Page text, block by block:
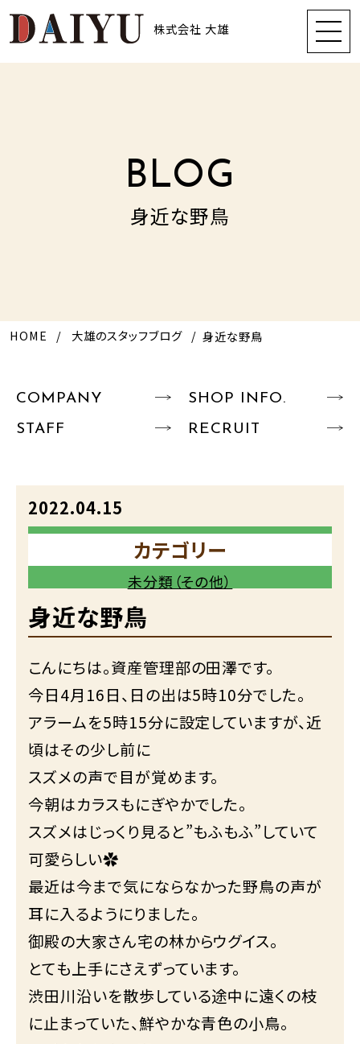
株式会社 大雄
BLOG
身近な野鳥
HOME 大雄のスタッフブログ 身近な野鳥
COMPANY
SHOP INFO.
STAFF
RECRUIT
2022.04.15
カテゴリー
未分類（その他）
身近な野鳥
こんにちは。資産管理部の田澤です。
今日4月16日、日の出は5時10分でした。
アラームを5時15分に設定していますが、近
頃はその少し前に
スズメの声で目が覚めます。
今朝はカラスもにぎやかでした。
スズメはじっくり見ると”もふもふ”していて
可愛らしい✿
最近は今まで気にならなかった野鳥の声が
耳に入るようにりました。
御殿の大家さん宅の林からウグイス。
とても上手にさえずっています。
渋田川沿いを散歩している途中に遠くの枝
に止まっていた、鮮やかな青色の小鳥。